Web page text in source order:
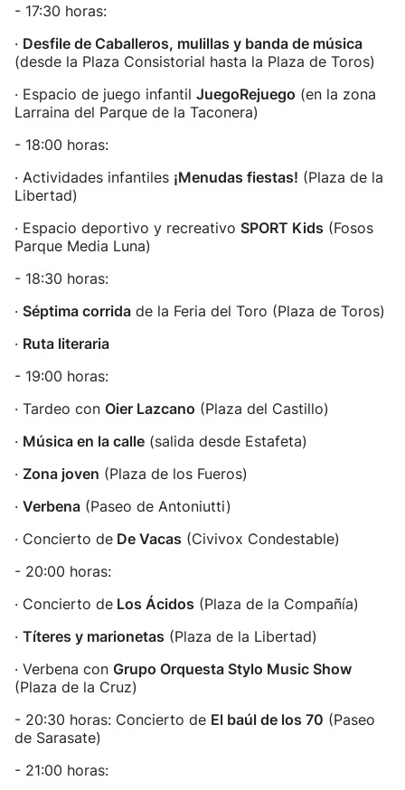
- 17:30 horas:
· Desfile de Caballeros, mulillas y banda de música
(desde la Plaza Consistorial hasta la Plaza de Toros)
· Espacio de juego infantil JuegoRejuego (en la zona
Larraina del Parque de la Taconera)
- 18:00 horas:
· Actividades infantiles ¡Menudas fiestas! (Plaza de la
Libertad)
· Espacio deportivo y recreativo SPORT Kids (Fosos
Parque Media Luna)
- 18:30 horas:
· Séptima corrida de la Feria del Toro (Plaza de Toros)
· Ruta literaria
- 19:00 horas:
· Tardeo con Oier Lazcano (Plaza del Castillo)
· Música en la calle (salida desde Estafeta)
· Zona joven (Plaza de los Fueros)
· Verbena (Paseo de Antoniutti)
· Concierto de De Vacas (Civivox Condestable)
- 20:00 horas:
· Concierto de Los Ácidos (Plaza de la Compañía)
· Títeres y marionetas (Plaza de la Libertad)
· Verbena con Grupo Orquesta Stylo Music Show
(Plaza de la Cruz)
- 20:30 horas: Concierto de El baúl de los 70 (Paseo
de Sarasate)
- 21:00 horas: